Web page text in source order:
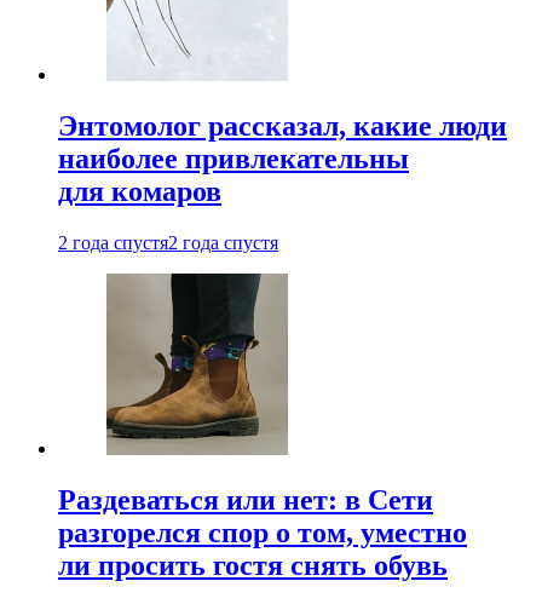
Энтомолог рассказал, какие люди
наиболее привлекательны
для комаров
2 года спустя2 года спустя
Раздеваться или нет: в Сети
разгорелся спор о том, уместно
ли просить гостя снять обувь